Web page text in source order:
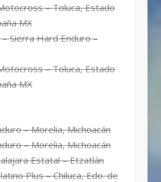
– Toluca, Estado
MX
Sierra Hard Enduro –
– Toluca, Estado
MX
– Morelia, Michoacán
– Morelia, Michoacán
Estatal – Etzatlán
Plus – Chiluca, Edo. de